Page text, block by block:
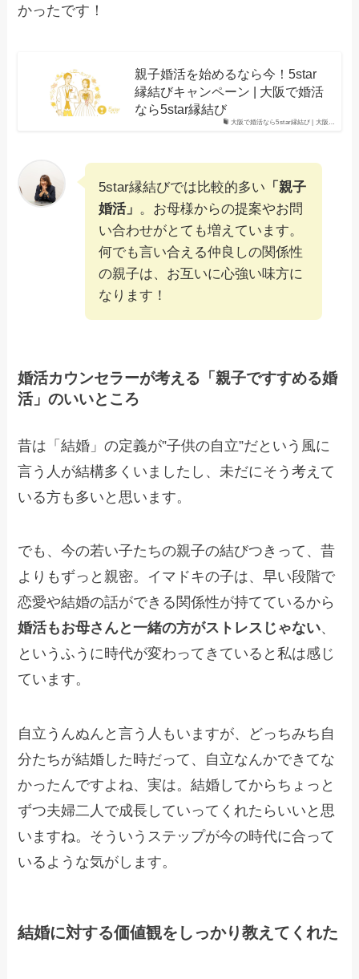
かったです！
大阪で婚活なら5star縁結び | 大阪…
親子婚活を始めるなら今！5star
縁結びキャンペーン | 大阪で婚活
なら5star縁結び
5star縁結びでは比較的多い 「親子
婚活」 。お母様からの提案やお問
い合わせがとても増えています。
何でも言い合える仲良しの関係性
の親子は、お互いに心強い味方に
なります！
婚活カウンセラーが考える「親子ですすめる婚
活」のいいところ
昔は「結婚」の定義が”子供の自立”だという風に
言う人が結構多くいましたし、未だにそう考えて
いる方も多いと思います。
でも、今の若い子たちの親子の結びつきって、昔
よりもずっと親密。イマドキの子は、早い段階で
恋愛や結婚の話ができる関係性が持てているから
婚活もお母さんと一緒の方がストレスじゃない、
というふうに時代が変わってきていると私は感じ
ています。
自立うんぬんと言う人もいますが、どっちみち自
分たちが結婚した時だって、自立なんかできてな
かったんですよね、実は。結婚してからちょっと
ずつ夫婦二人で成長していってくれたらいいと思
いますね。そういうステップが今の時代に合って
いるような気がします。
結婚に対する価値観をしっかり教えてくれた